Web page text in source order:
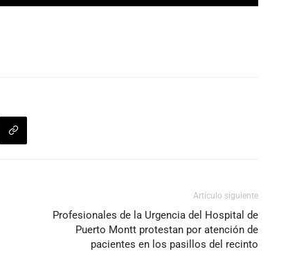
Artículo siguiente
Profesionales de la Urgencia del Hospital de
Puerto Montt protestan por atención de
pacientes en los pasillos del recinto